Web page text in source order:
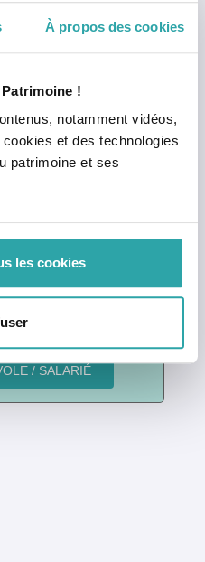
À propos des cookies
!
notamment vidéos,
et des technologies
patrimoine et ses
les cookies
salarié ?
en un clic